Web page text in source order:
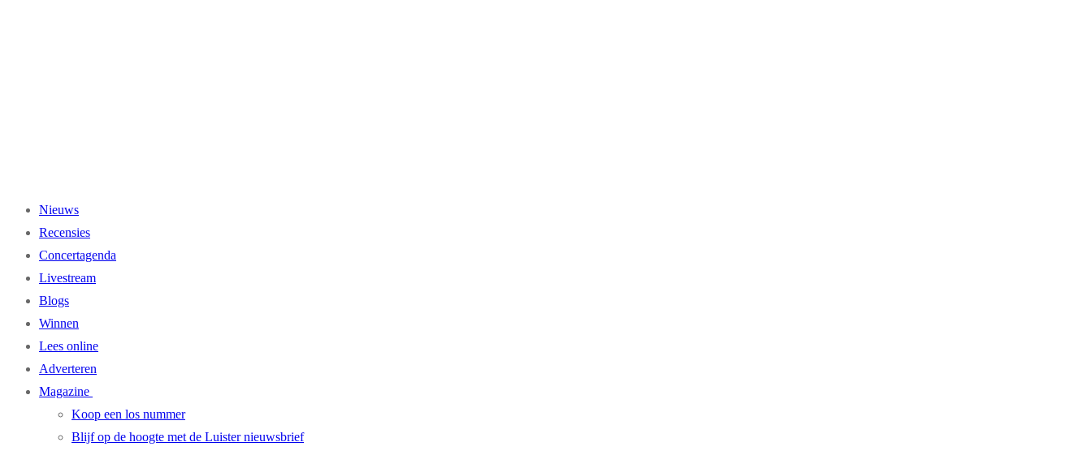
Nieuws
Recensies
Concertagenda
Livestream
Blogs
Winnen
Lees online
Adverteren
Magazine
Koop een los nummer
Blijf op de hoogte met de Luister nieuwsbrief